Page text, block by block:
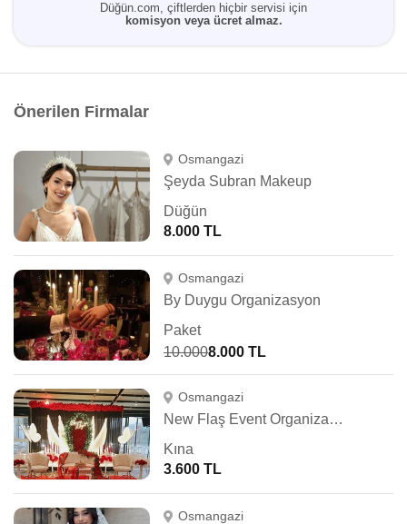
Düğün.com, çiftlerden hiçbir servisi için
komisyon veya ücret almaz.
Önerilen Firmalar
Osmangazi
Şeyda Subran Makeup
Düğün
8.000 TL
Osmangazi
By Duygu Organizasyon
Paket
10.0008.000 TL
Osmangazi
New Flaş Event Organizasyon
Kına
3.600 TL
Osmangazi